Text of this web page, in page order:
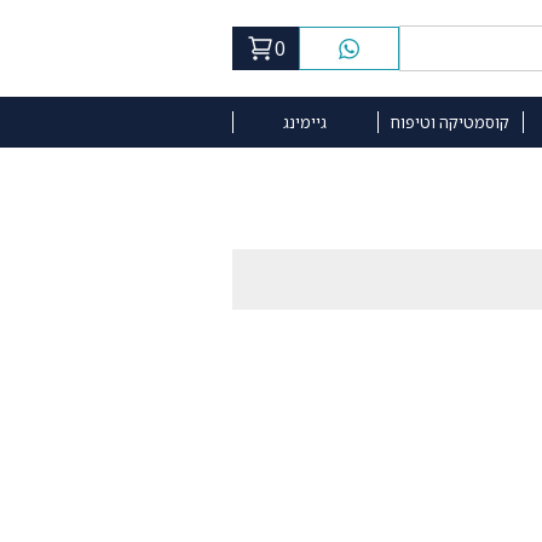
0
קוסמטיקה וטיפוח גיימינג